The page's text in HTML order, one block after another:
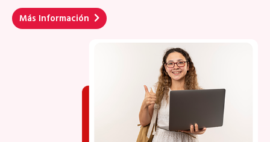
Más Información